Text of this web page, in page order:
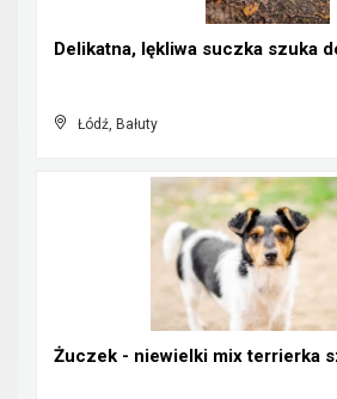
Łódź, Bałuty
Żuczek - niewielki mix terrierka